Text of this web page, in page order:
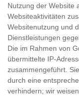
Nutzung der Website
Websiteaktivitäten
Websitenutzung und
Dienstleistungen
Die im Rahmen von
übermittelte IP-
zusammengeführt.
durch eine
verhindern; wir